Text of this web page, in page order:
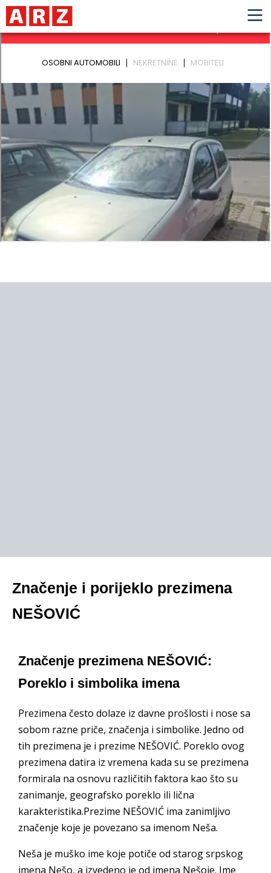
Značenje i porijeklo prezimena
NEŠOVIĆ
Značenje prezimena NEŠOVIĆ:
Poreklo i simbolika imena
Prezimena često dolaze iz davne prošlosti i nose sa
sobom razne priče, značenja i simbolike. Jedno od
tih prezimena je i prezime NEŠOVIĆ. Poreklo ovog
prezimena datira iz vremena kada su se prezimena
formirala na osnovu različitih faktora kao što su
zanimanje, geografsko poreklo ili lična
karakteristika.Prezime NEŠOVIĆ ima zanimljivo
značenje koje je povezano sa imenom Neša.
Neša je muško ime koje potiče od starog srpskog
imena Nešo, a izvedeno je od imena Nešoje. Ime